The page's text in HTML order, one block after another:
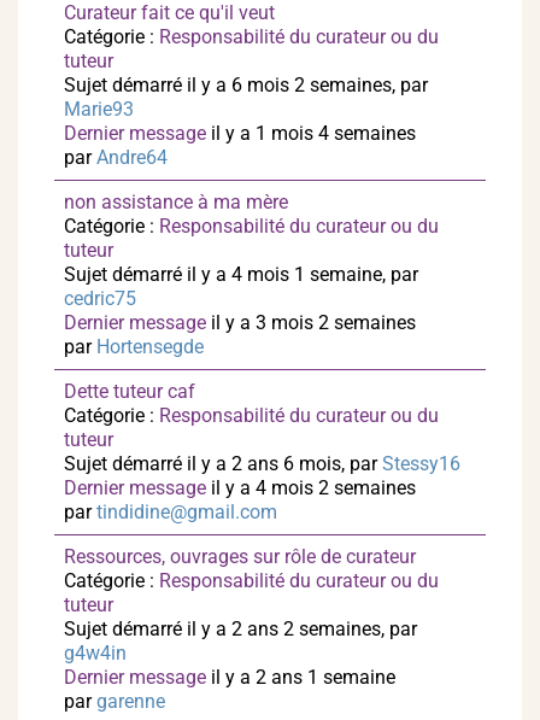
Curateur fait ce qu'il veut
Catégorie : Responsabilité du curateur ou du
tuteur
Sujet démarré il y a 6 mois 2 semaines, par
Marie93
Dernier message il y a 1 mois 4 semaines
parAndre64
non assistance à ma mère
Catégorie : Responsabilité du curateur ou du
tuteur
Sujet démarré il y a 4 mois 1 semaine, par
cedric75
Dernier message il y a 3 mois 2 semaines
par Hortensegde
Dette tuteur caf
Catégorie : Responsabilité du curateur ou du
tuteur
Sujet démarré il y a 2 ans 6 mois, parStessy16
Dernier message il y a 4 mois 2 semaines
partindidine@gmail.com
Ressources, ouvrages sur rôle de curateur
Catégorie : Responsabilité du curateur ou du
tuteur
Sujet démarré il y a 2 ans 2 semaines, par
g4w4in
Dernier message il y a 2 ans 1 semaine
pargarenne